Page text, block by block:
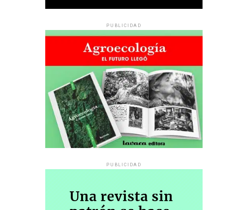
PUBLICIDAD
PUBLICIDAD